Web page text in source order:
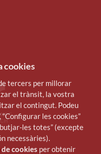
cookies
tercers per millorar
el trànsit, la vostra
el contingut. Podeu
les cookies”
les totes” (excepte
necessàries).
cookies per obtenir